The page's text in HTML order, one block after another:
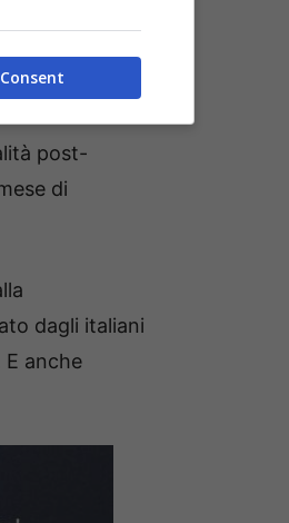
di
post-
di
dagli italiani
anche
Consent